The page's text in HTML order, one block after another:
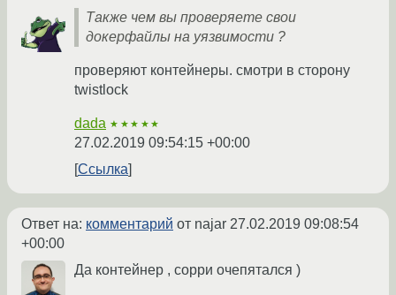
Также чем вы проверяете свои
докерфайлы на уязвимости ?
проверяют контейнеры. смотри в сторону
twistlock
dada ★★★★★
27.02.2019 09:54:15 +00:00
Ссылка
Ответ на: комментарий от najar 27.02.2019 09:08:54
+00:00
Да контейнер , сорри очепятался )